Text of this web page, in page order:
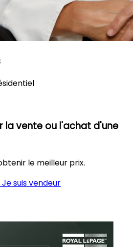
la vente ou l'achat d'une
le meilleur prix.
Je suis vendeur